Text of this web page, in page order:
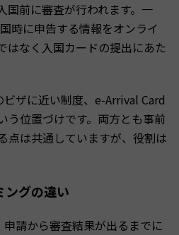
国前に審査が行われます。一
時に申告する情報をオンライ
はなく入国カードの提出にあた
ビザに近い制度、e-Arrival Card
う位置づけです。両方とも事前
点は共通していますが、役割は
ングの違い
申請から審査結果が出るまでに